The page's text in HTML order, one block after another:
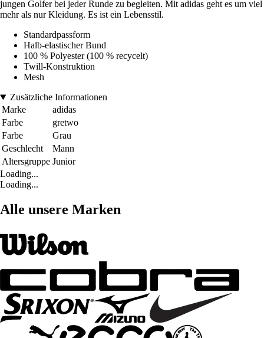
jungen Golfer bei jeder Runde zu begleiten. Mit adidas geht es um viel
mehr als nur Kleidung. Es ist ein Lebensstil.
Standardpassform
Halb-elastischer Bund
100 % Polyester (100 % recycelt)
Twill-Konstruktion
Mesh
Zusätzliche Informationen
Marke
adidas
Farbe
gretwo
Farbe
Grau
Geschlecht
Mann
Altersgruppe Junior
Loading...
Loading...
Alle unsere Marken